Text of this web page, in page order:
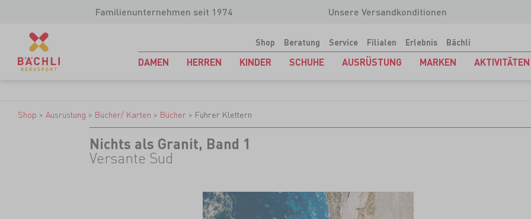
Familienunternehmen seit 1974 Unsere Versandkonditionen
Shop Beratung Service Filialen Erlebnis Bächli
DAMEN HERREN KINDER SCHUHE AUSRÜSTUNG MARKEN AKTIVITÄTEN
Shop > Ausrüstung > Bücher/ Karten > Bücher > Führer Klettern
Nichts als Granit, Band 1
Versante Sud